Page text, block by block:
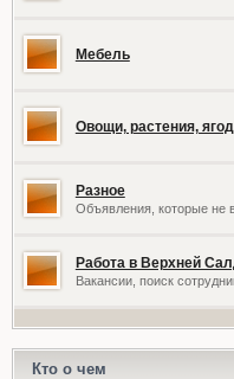
Мебель
Овощи, растения,
Разное
Объявления, которые не
Работа в Верхней
Вакансии, поиск
Кто о чем